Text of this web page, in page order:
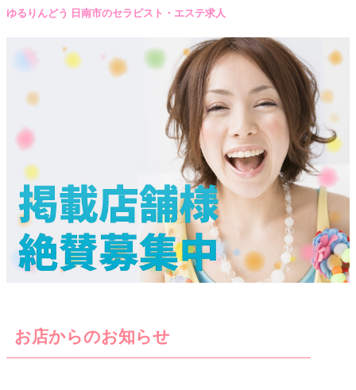
ゆるりんどう 日南市のセラピスト・エステ求人
お店からのお知らせ